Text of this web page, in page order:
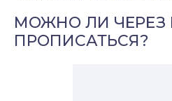
МОЖНО ЛИ
ПРОПИСАТЬСЯ?